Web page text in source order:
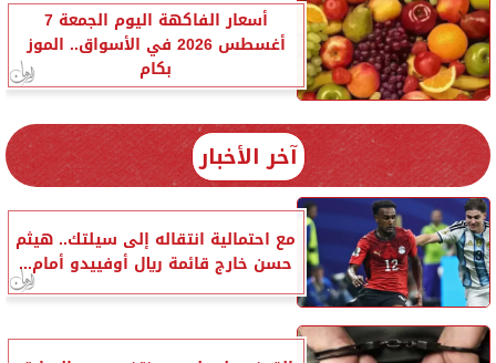
أسعار الفاكهة اليوم الجمعة 7
أغسطس 2026 في الأسواق.. الموز
بكام
آخر الأخبار
مع احتمالية انتقاله إلى سيلتك.. هيثم
حسن خارج قائمة ريال أوفييدو أمام...